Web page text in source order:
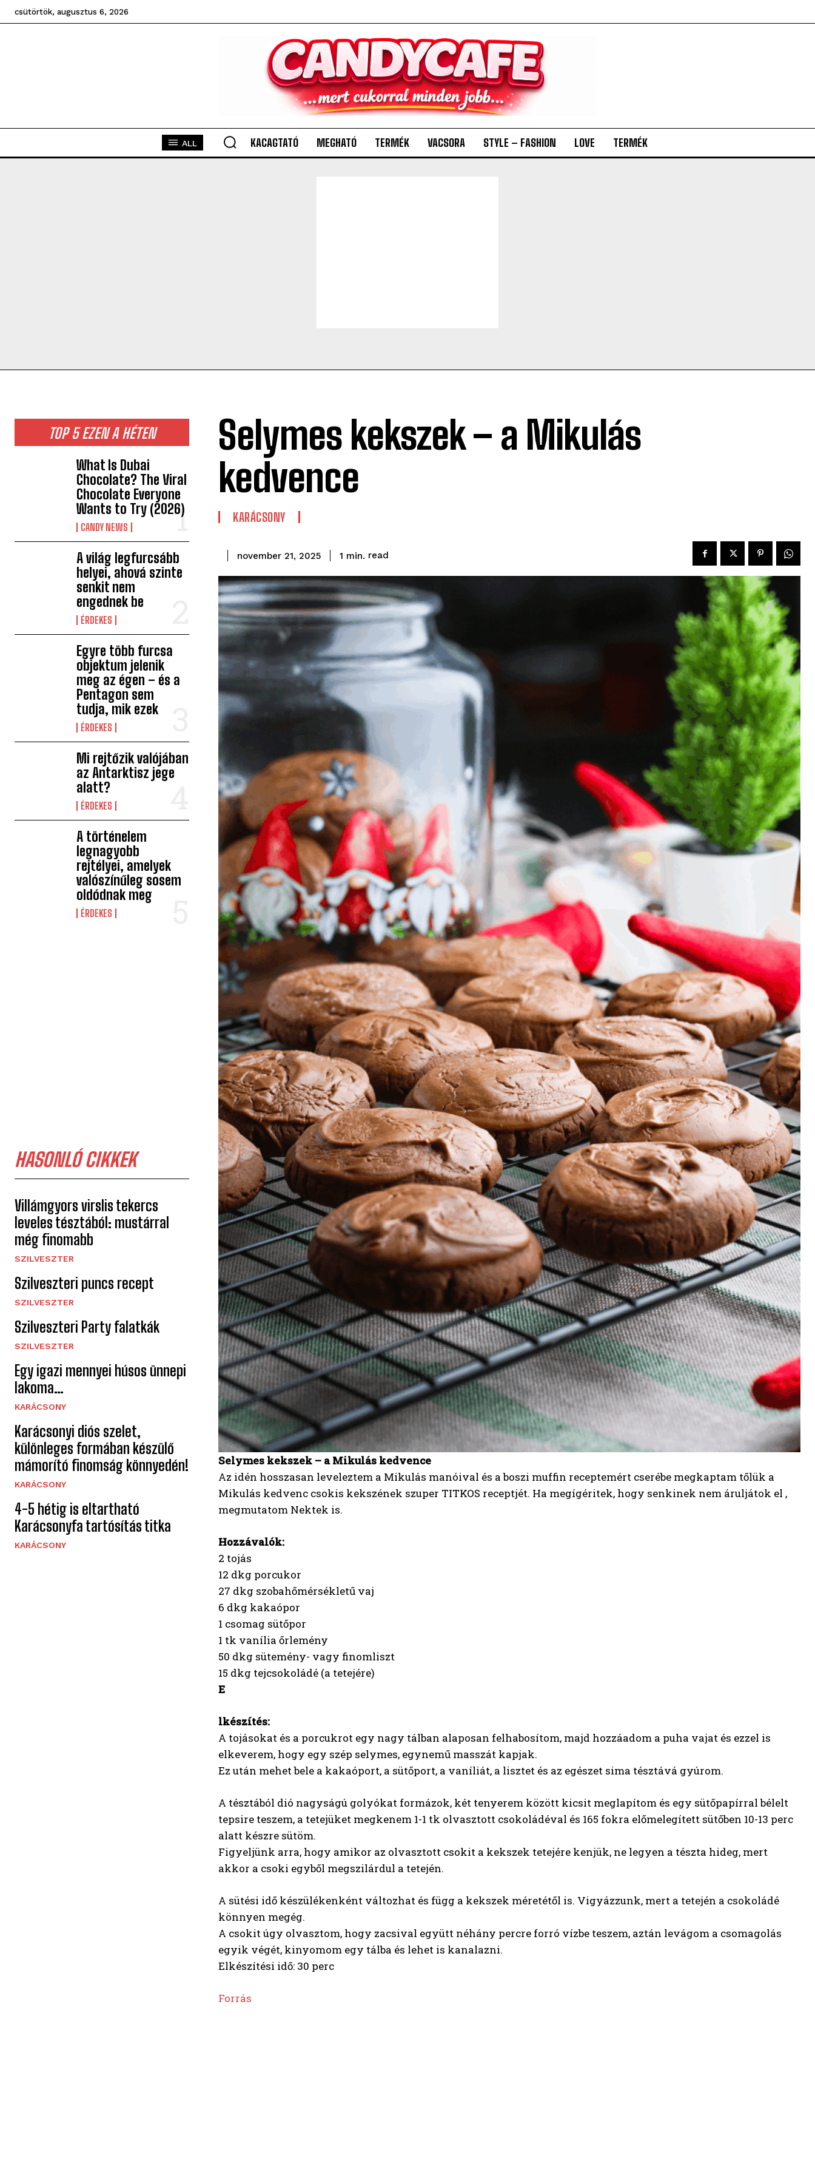
csütörtök, augusztus 6, 2026
ALL KACAGTATÓ MEGHATÓ TERMÉK VACSORA STYLE – FASHION LOVE TERMÉK
TOP 5 EZEN A HÉTEN
What Is Dubai
Chocolate? The Viral
Chocolate Everyone
Wants to Try (2026)
CANDY NEWS
A világ legfurcsább
helyei, ahová szinte
senkit nem
engednek be
ÉRDEKES
Egyre több furcsa
objektum jelenik
meg az égen – és a
Pentagon sem
tudja, mik ezek
ÉRDEKES
Mi rejtőzik valójában
az Antarktisz jege
alatt?
ÉRDEKES
A történelem
legnagyobb
rejtélyei, amelyek
valószínűleg sosem
oldódnak meg
ÉRDEKES
HASONLÓ CIKKEK
Villámgyors virslis tekercs
leveles tésztából: mustárral
még finomabb
SZILVESZTER
Szilveszteri puncs recept
SZILVESZTER
Szilveszteri Party falatkák
SZILVESZTER
Egy igazi mennyei húsos ünnepi
lakoma…
KARÁCSONY
Karácsonyi diós szelet,
különleges formában készülő
mámorító finomság könnyedén!
KARÁCSONY
4-5 hétig is eltartható
Karácsonyfa tartósítás titka
KARÁCSONY
Selymes kekszek – a Mikulás
kedvence
KARÁCSONY
november 21, 2025 1 min. read
Selymes kekszek – a Mikulás kedvence
Az idén hosszasan leveleztem a Mikulás manóival és a boszi muffin receptemért cserébe megkaptam tőlük a
Mikulás kedvenc csokis kekszének szuper TITKOS receptjét. Ha megígéritek, hogy senkinek nem áruljátok el ,
megmutatom Nektek is.
Hozzávalók:
2 tojás
12 dkg porcukor
27 dkg szobahőmérsékletű vaj
6 dkg kakaópor
1 csomag sütőpor
1 tk vanília őrlemény
50 dkg sütemény- vagy finomliszt
15 dkg tejcsokoládé (a tetejére)
E
lkészítés:
A tojásokat és a porcukrot egy nagy tálban alaposan felhabosítom, majd hozzáadom a puha vajat és ezzel is
elkeverem, hogy egy szép selymes, egynemű masszát kapjak.
Ez után mehet bele a kakaóport, a sütőport, a vaníliát, a lisztet és az egészet sima tésztává gyúrom.
A tésztából dió nagyságú golyókat formázok, két tenyerem között kicsit meglapítom és egy sütőpapírral bélelt
tepsire teszem, a tetejüket megkenem 1-1 tk olvasztott csokoládéval és 165 fokra előmelegített sütőben 10-13 perc
alatt készre sütöm.
Figyeljünk arra, hogy amikor az olvasztott csokit a kekszek tetejére kenjük, ne legyen a tészta hideg, mert
akkor a csoki egyből megszilárdul a tetején.
A sütési idő készülékenként változhat és függ a kekszek méretétől is. Vigyázzunk, mert a tetején a csokoládé
könnyen megég.
A csokit úgy olvasztom, hogy zacsival együtt néhány percre forró vízbe teszem, aztán levágom a csomagolás
egyik végét, kinyomom egy tálba és lehet is kanalazni.
Elkészítési idő: 30 perc
Forrás